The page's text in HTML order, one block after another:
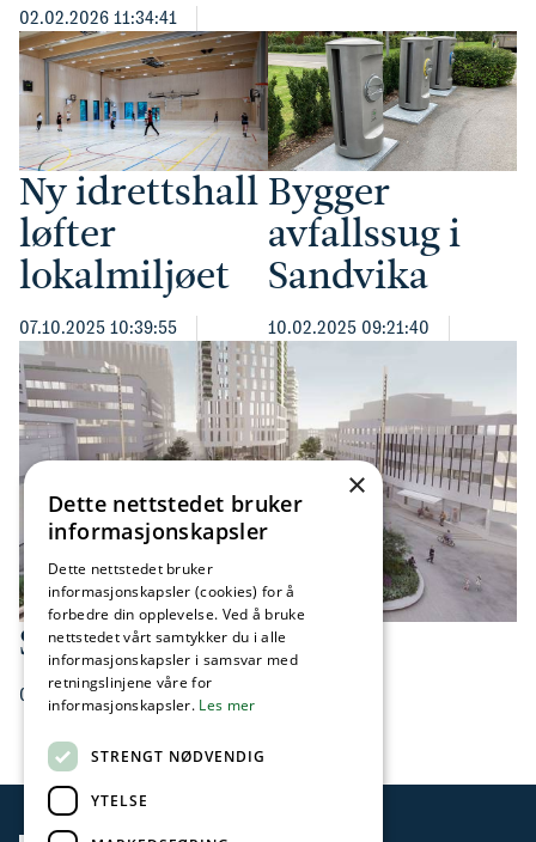
02.02.2026 11:34:41
Ny idrettshall
løfter
lokalmiljøet
07.10.2025 10:39:55
Bygger
avfallssug i
Sandvika
10.02.2025 09:21:40
Sandvika i utvikling
06.02.2025 15:35:00
×
Dette nettstedet bruker
informasjonskapsler
Dette nettstedet bruker
informasjonskapsler (cookies) for å
forbedre din opplevelse. Ved å bruke
nettstedet vårt samtykker du i alle
informasjonskapsler i samsvar med
retningslinjene våre for
informasjonskapsler. Les mer
STRENGT NØDVENDIG
YTELSE